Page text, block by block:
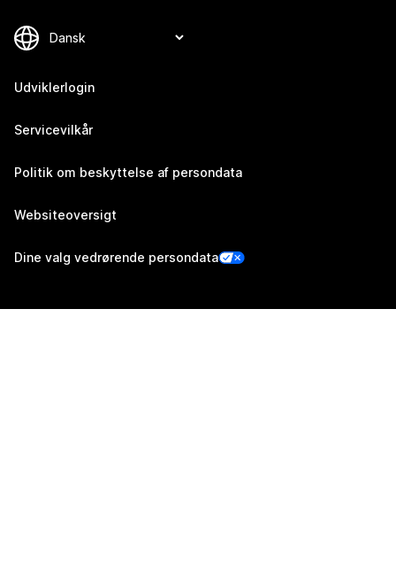
Udviklerlogin
Servicevilkår
Politik om beskyttelse af persondata
Websiteoversigt
Dine valg vedrørende persondata